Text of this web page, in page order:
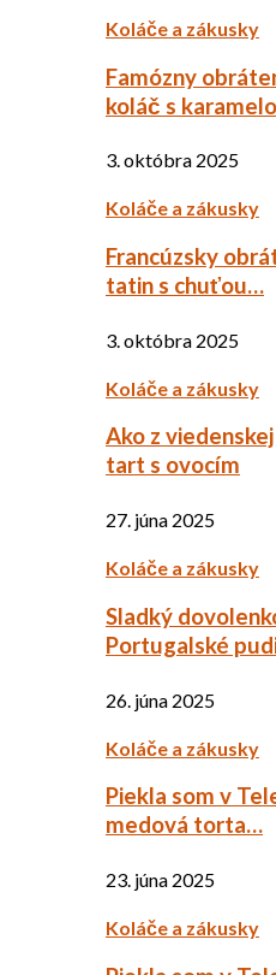
Koláče a zákusky
Famózny
koláč s
3. októbra 2025
Koláče a zákusky
Francúzsky
tatin s chuťou…
3. októbra 2025
Koláče a zákusky
Ako z
tart s ovocím
27. júna 2025
Koláče a zákusky
Sladký
Portugalské
26. júna 2025
Koláče a zákusky
Piekla som v
medová torta…
23. júna 2025
Koláče a zákusky